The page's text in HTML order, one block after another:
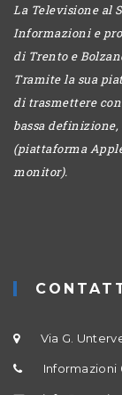
La Televisione al
Informazioni e
di Trento e
Tramite la sua
di trasmettere
bassa
(piattaforma
monitor).
Via G.
Informazioni